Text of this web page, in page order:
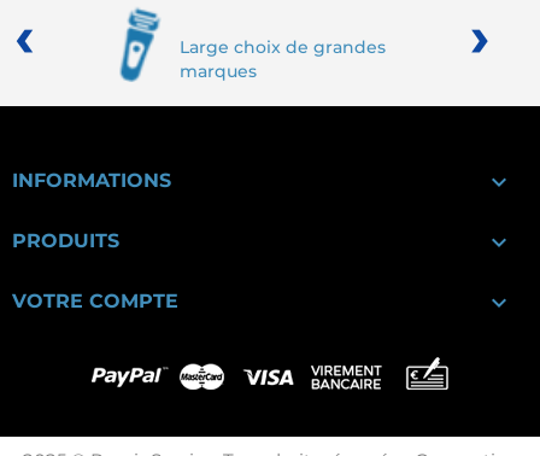
Large choix de grandes
marques
‹ ›
INFORMATIONS 
PRODUITS 
VOTRE COMPTE 